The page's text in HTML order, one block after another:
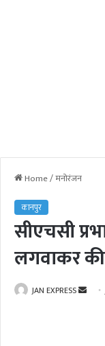
Home/मनोरंजन
कानपुर
सीएचसी
लगवाकर
JAN EXPRESS